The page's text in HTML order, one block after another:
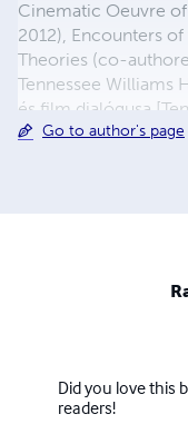
Cinematic Oeuvre
2012), Encounters
Theories (co-
Tennessee Williams
és film dialógusa
Hollywood, or the
Go to author's page
Did you love this
readers!